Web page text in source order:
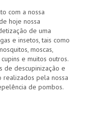
com a nossa
hoje nossa
de uma
e insetos, tais como
moscas,
e muitos outros.
de descupinização e
realizados pela nossa
de pombos.